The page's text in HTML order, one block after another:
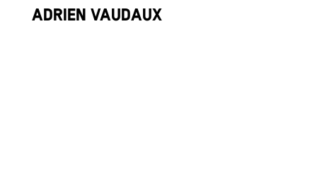
Adrien Vaudaux